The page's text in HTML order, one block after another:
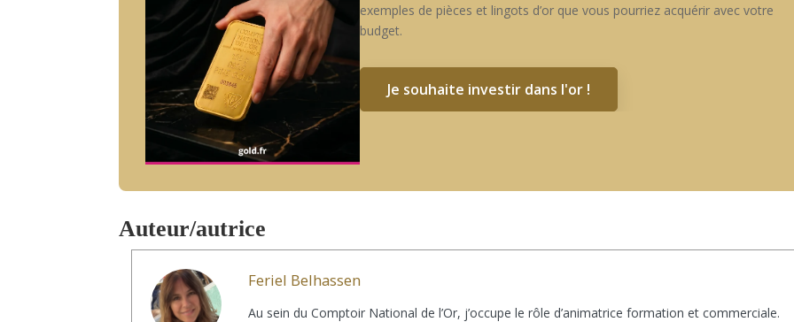
exemples de pièces et lingots d’or que vous pourriez acquérir avec votre
budget.
Je souhaite investir dans l'or !
Auteur/autrice
Feriel Belhassen
Au sein du Comptoir National de l’Or, j’occupe le rôle d’animatrice formation et commerciale.